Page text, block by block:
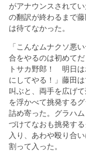
がアナウンスされて
の翻訳が終わるまで
は待てなかった。
「こんなムナクソ悪
合をやるのは初めて
トサカ野郎！ 明日は
にしてやる！」藤田
叫ぶと、両手を広げ
を浮かべて挑発する
詰め寄った。グラハ
づけてなおも挑発す
入り、あわや殴り合
割って入った。